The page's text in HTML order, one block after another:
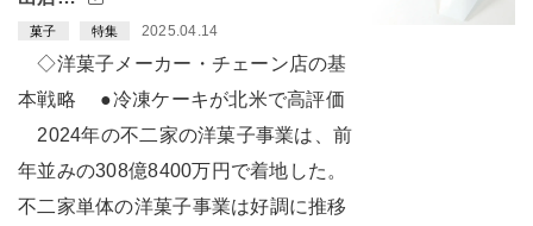
菓子 特集 2025.04.14
◇洋菓子メーカー・チェーン店の基
本戦略 ●冷凍ケーキが北米で高評価
2024年の不二家の洋菓子事業は、前
年並みの308億8400万円で着地した。
不二家単体の洋菓子事業は好調に推移